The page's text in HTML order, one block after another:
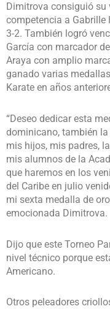
Dimitrova consiguió su
competencia a Gabrille
3-2. También logró
García con marcador
Araya con amplio
ganado varias
Karate en años
“Deseo dedicar esta
dominicano, también
mis hijos, mis padres,
mis alumnos de la
que haremos en los
del Caribe en julio
mi sexta medalla de
emocionada Dimitrova.
Dijo que este Torneo
nivel técnico porque
Americano.
Otros peleadores